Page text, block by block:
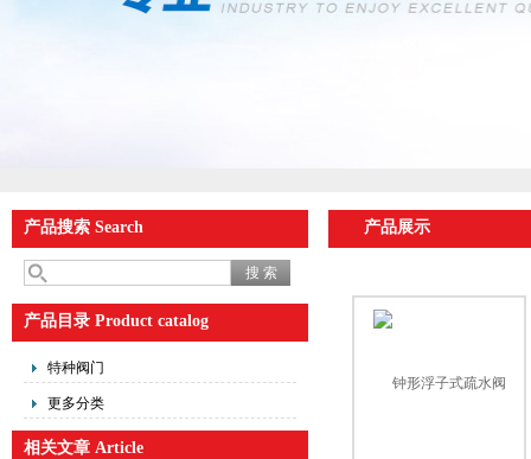
产品搜索 Search
产品目录 Product catalog
特种阀门
更多分类
相关文章 Article
产品展示